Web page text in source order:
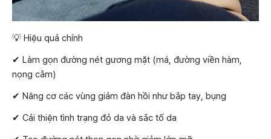
💡 Hiệu quả chính
✔ Làm gọn đường nét gương mặt (má, đường viền hàm,
nọng cằm)
✔ Nâng cơ các vùng giảm đàn hồi như bắp tay, bụng
✔ Cải thiện tình trạng đỏ da và sắc tố da